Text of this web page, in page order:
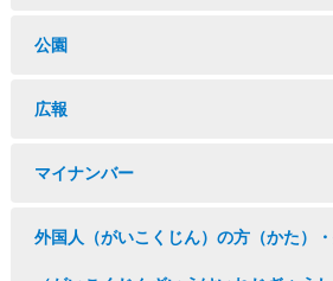
公園
広報
マイナンバー
外国人（がいこくじん）の方（かた）